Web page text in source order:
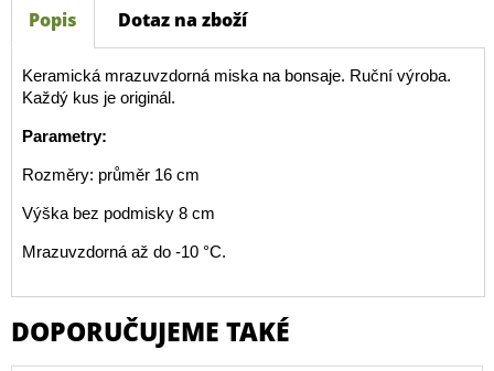
Popis Dotaz na zboží
Keramická mrazuvzdorná miska na bonsaje. Ruční výroba.
Každý kus je originál.
Parametry:
Rozměry: průměr 16 cm
Výška bez podmisky 8 cm
Mrazuvzdorná až do -10 °C.
DOPORUČUJEME TAKÉ